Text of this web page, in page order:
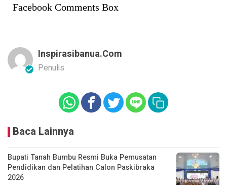
Facebook Comments Box
Inspirasibanua.com
Penulis
Baca Lainnya
Bupati Tanah Bumbu Resmi Buka Pemusatan
Pendidikan dan Pelatihan Calon Paskibraka
2026